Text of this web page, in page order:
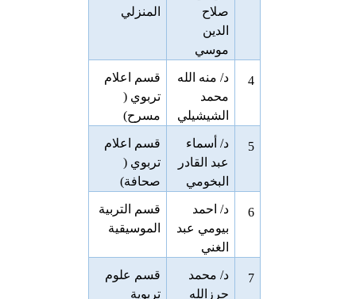
صلاح
الدين
موسي
المنزلي
4
د/ منه الله
محمد
الشيشيلي
قسم اعلام
تربوي (
مسرح)
5
د/ أسماء
عبد القادر
البخومي
قسم اعلام
تربوي (
صحافة)
6
د/ احمد
بيومي عبد
الغني
قسم التربية
الموسيقية
7
د/ محمد
حرزالله
قسم علوم
تربوية